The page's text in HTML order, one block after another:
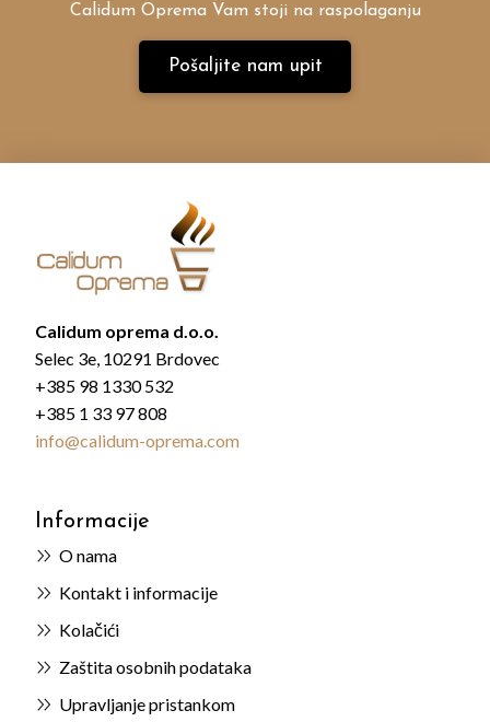
Calidum Oprema Vam stoji na raspolaganju
Pošaljite nam upit
Calidum oprema d.o.o.
Selec 3e, 10291 Brdovec
+385 98 1330 532
+385 1 33 97 808
info@calidum-oprema.com
Informacije
O nama
Kontakt i informacije
Kolačići
Zaštita osobnih podataka
Upravljanje pristankom